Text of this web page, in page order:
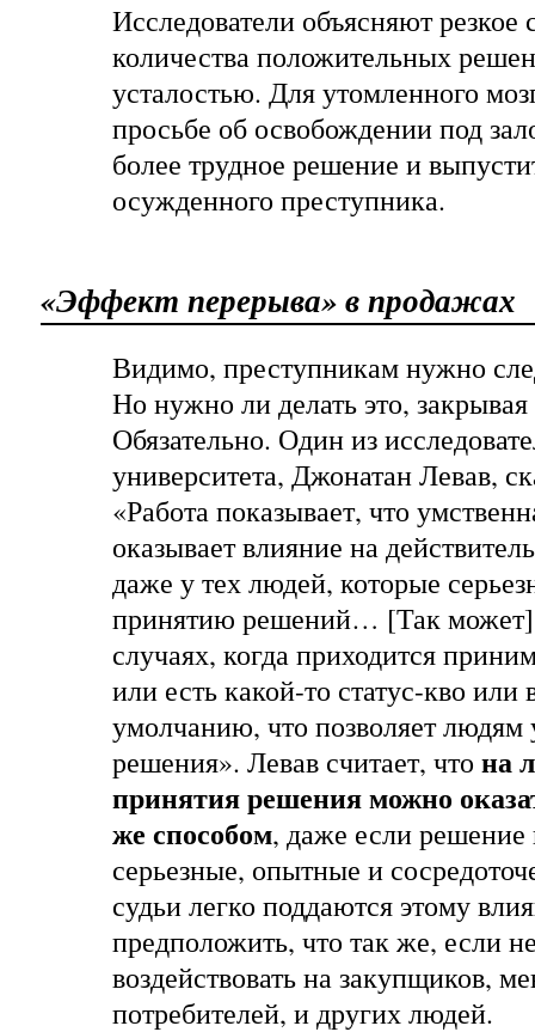
Исследователи объясняют
количества положительных
усталостью. Для утомленного
просьбе об освобождении под
более трудное решение и
осужденного преступника.
«Эффект перерыва» в продажах
Видимо, преступникам нужно
Но нужно ли делать это,
Обязательно. Один из
университета, Джонатан Левав,
«Работа показывает, что
оказывает влияние на
даже у тех людей, которые
принятию решений… [Так может]
случаях, когда приходится
или есть какой-то статус-кво или
умолчанию, что позволяет людям
решения». Левав считает, что на
принятия решения можно
же способом, даже если
серьезные, опытные и
судьи легко поддаются этому
предположить, что так же, если
воздействовать на закупщиков,
потребителей, и других людей.